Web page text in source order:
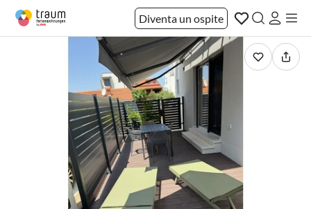
Diventa un ospite